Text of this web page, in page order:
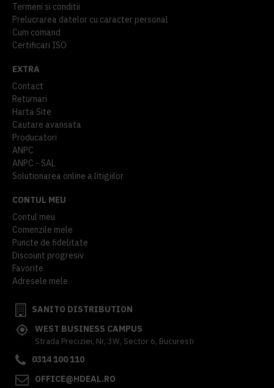
Termeni si conditii
Prelucrarea datelor cu caracter personal
Cum comand
Certificari ISO
EXTRA
Contact
Returnari
Harta Site
Cautare avansata
Producatori
ANPC
ANPC - SAL
Solutionarea online a litigiilor
CONTUL MEU
Contul meu
Comenzile mele
Puncte de fidelitate
Discount progresiv
Favorite
Adresele mele
SANITO DISTRIBUTION
WEST BUSINESS CAMPUS
Strada Preciziei, Nr, 3W, Sector 6, Bucuresti
0314 100 110
OFFICE@HDEAL.RO